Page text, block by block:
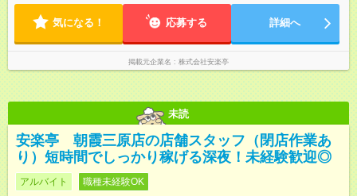
して短時間」など希望に合わせて働けます！
気になる！ 応募する 詳細へ
掲載元企業名 株式会社安楽亭
未読
安楽亭 朝霞三原店の店舗スタッフ（閉店作業あ
り）短時間でしっかり稼げる深夜！未経験歓迎◎
アルバイト 職種未経験OK